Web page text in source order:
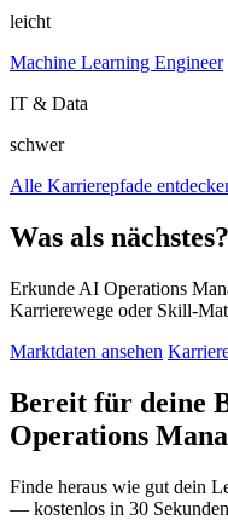
leicht
Machine Learning Engineer
IT & Data
schwer
Alle Karrierepfade
Was als nächstes?
Erkunde AI Operations
Karrierewege oder Skill-
Marktdaten ansehen
Bereit für deine
Operations
Finde heraus wie gut dein
— kostenlos in 30